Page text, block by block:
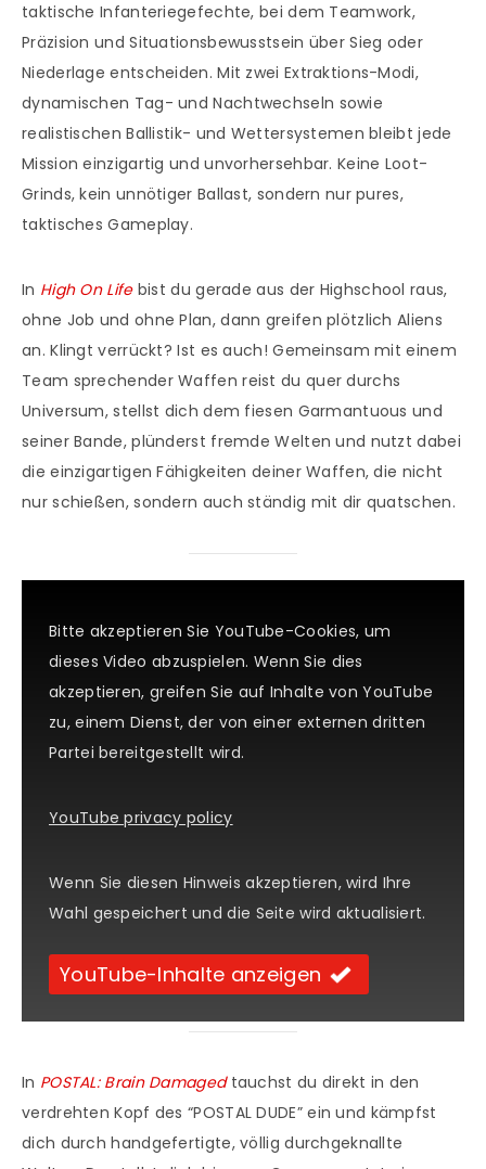
taktische Infanteriegefechte, bei dem Teamwork,
Präzision und Situationsbewusstsein über Sieg oder
Niederlage entscheiden. Mit zwei Extraktions-Modi,
dynamischen Tag- und Nachtwechseln sowie
realistischen Ballistik- und Wettersystemen bleibt jede
Mission einzigartig und unvorhersehbar. Keine Loot-
Grinds, kein unnötiger Ballast, sondern nur pures,
taktisches Gameplay.
In High On Lifebist du gerade aus der Highschool raus,
ohne Job und ohne Plan, dann greifen plötzlich Aliens
an. Klingt verrückt? Ist es auch! Gemeinsam mit einem
Team sprechender Waffen reist du quer durchs
Universum, stellst dich dem fiesen Garmantuous und
seiner Bande, plünderst fremde Welten und nutzt dabei
die einzigartigen Fähigkeiten deiner Waffen, die nicht
nur schießen, sondern auch ständig mit dir quatschen.
Bitte akzeptieren Sie YouTube-Cookies, um
dieses Video abzuspielen. Wenn Sie dies
akzeptieren, greifen Sie auf Inhalte von YouTube
zu, einem Dienst, der von einer externen dritten
Partei bereitgestellt wird.
YouTube privacy policy
Wenn Sie diesen Hinweis akzeptieren, wird Ihre
Wahl gespeichert und die Seite wird aktualisiert.
YouTube-Inhalte anzeigen
In POSTAL: Brain Damagedtauchst du direkt in den
verdrehten Kopf des “POSTAL DUDE” ein und kämpfst
dich durch handgefertigte, völlig durchgeknallte